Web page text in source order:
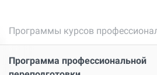
Программы курсов
Программа профессиональной